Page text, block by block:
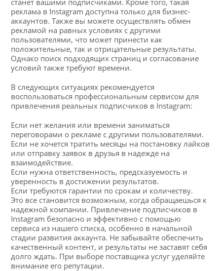
реклама в Instagram доступна только для бизнес-
аккаунтов. Также вы можете осуществлять обмен
рекламой на равных условиях с другими
пользователями, что может принести как
положительные, так и отрицательные результаты.
Однако поиск подходящих страниц и согласование
условий также требуют времени.
В следующих ситуациях рекомендуется
воспользоваться профессиональным сервисом для
привлечения реальных подписчиков в Instagram:
Если нет желания или времени заниматься
переговорами о рекламе с другими пользователями.
Если не хочется тратить месяцы на постановку лайков
или отправку заявок в друзья в надежде на
взаимодействие.
Если нужна ответственность, предсказуемость и
уверенность в достижении результатов.
Если требуются гарантии по срокам и количеству.
Это все становится возможным, когда обращаешься к
надежной компании. Привлечение подписчиков в
Instagram безопасно и эффективно с помощью
сервиса из нашего списка, особенно в начальной
стадии развития аккаунта. Не забывайте обеспечить
качественный контент, и результаты не заставят себя
долго ждать. При выборе поставщика услуг уделяйте
внимание его репутации.